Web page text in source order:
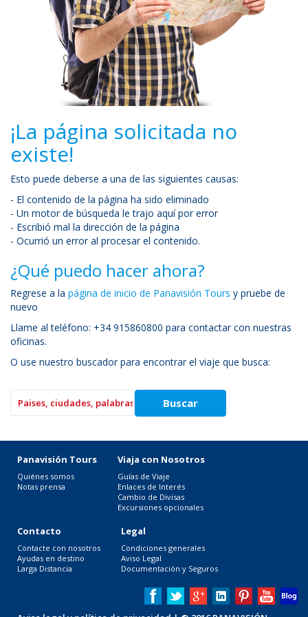
¡La página solicitada no
existe!
Esto puede deberse a una de las siguientes causas:
- El contenido de la página ha sido eliminado
- Un motor de búsqueda le trajo aquí por error
- Escribió mal la dirección de la página
- Ocurrió un error al procesar el contenido.
¿Qué puedo hacer ahora?
Regrese a la página de inicio de Panavisión Tours y pruebe de
nuevo
Llame al teléfono: +34 915860800 para contactar con nuestras
oficinas.
O use nuestro buscador para encontrar el viaje que busca:
Panavisión Tours
Quiénes somos
Notas prensa
Viaja con Nosotros
Guías de Viaje
Enlaces de Interés
Cambio de Divisas
Excursiones opcionales
Contacto
Contacte con nosotros
Ayudas en destino
Larga Distancia
Legal
Condiciones generales
Aviso Legal
Documentación y Seguros